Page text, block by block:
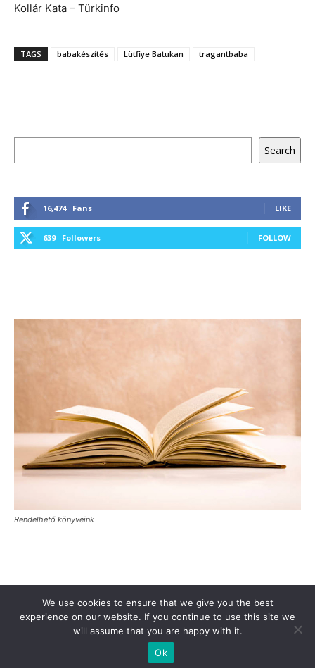
Kollár Kata – Türkinfo
TAGS babakészítés Lütfiye Batukan tragantbaba
Search
16,474 Fans LIKE
639 Followers FOLLOW
Rendelhető könyveink
Támogasd a Türkinfót! Kiadványaink
Médiaajánlat
Impresszum
Adatkezelési Tájékoztató ÁSZF
Alapítvány
Rólunk
Kapcsolat
© Turkinfo.hu 2020
We use cookies to ensure that we give you the best
experience on our website. If you continue to use this site we
will assume that you are happy with it.
Ok